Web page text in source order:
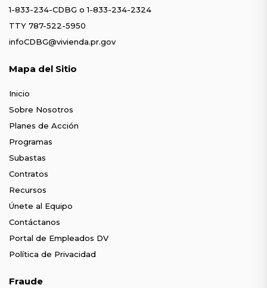
1-833-234-CDBG o1-833-234-2324
TTY 787-522-5950
infoCDBG@vivienda.pr.gov
Mapa del Sitio
Inicio
Sobre Nosotros
Planes de Acción
Programas
Subastas
Contratos
Recursos
Únete al Equipo
Contáctanos
Portal de Empleados DV
Política de Privacidad
Fraude